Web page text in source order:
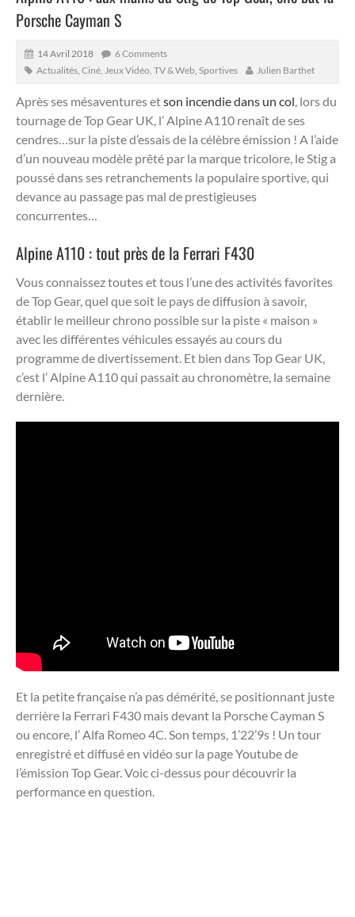
Porsche Cayman S
14 Avril 2018
6 Comments
Actualités Ciné, Jeux Vidéo, TV & Web Sportives Julien Barthet
Après ses mésaventures etson incendie dans un col, lors du
tournage de Top Gear UK, l’ Alpine A110 renaît de ses
cendres…sur la piste d’essais de la célèbre émission ! A l’aide
d’un nouveau modèle prêté par la marque tricolore, le Stig a
poussé dans ses retranchements la populaire sportive, qui
devance au passage pas mal de prestigieuses
concurrentes…
Alpine A110 : tout près de la Ferrari F430
Vous connaissez toutes et tous l’une des activités favorites
de Top Gear, quel que soit le pays de diffusion à savoir,
établir le meilleur chrono possible sur la piste « maison »
avec les différentes véhicules essayés au cours du
programme de divertissement. Et bien dans Top Gear UK,
c’est l’ Alpine A110 qui passait au chronomètre, la semaine
dernière.
Et la petite française n’a pas démérité, se positionnant juste
derrière la Ferrari F430 mais devant la Porsche Cayman S
ou encore, l’ Alfa Romeo 4C. Son temps, 1’22’9s ! Un tour
enregistré et diffusé en vidéo sur la page Youtube de
l’émission Top Gear. Voic ci-dessus pour découvrir la
performance en question.